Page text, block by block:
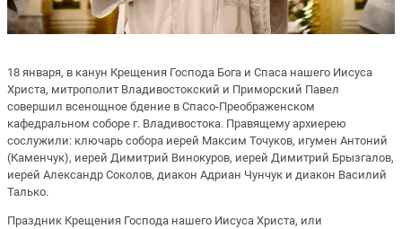
18 января, в канун Крещения Господа Бога и Спаса нашего Иисуса
Христа, митрополит Владивостокский и Приморский Павел
совершил всенощное бдение в Спасо-Преображенском
кафедральном соборе г. Владивостока. Правящему архиерею
сослужили: ключарь собора иерей Максим Точуков, игумен Антоний
(Каменчук), иерей Димитрий Винокуров, иерей Димитрий Брызгалов,
иерей Александр Соколов, диакон Адриан Чунчук и диакон Василий
Талько.
Праздник Крещения Господа нашего Иисуса Христа, или